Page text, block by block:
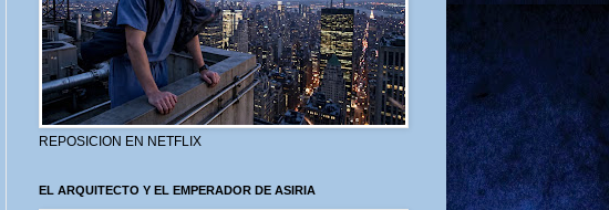
REPOSICION EN NETFLIX
EL ARQUITECTO Y EL EMPERADOR DE ASIRIA